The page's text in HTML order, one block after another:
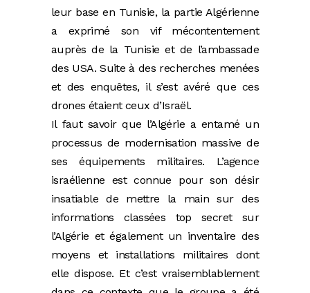
leur base en Tunisie, la partie Algérienne
a exprimé son vif mécontentement
auprès de la Tunisie et de l’ambassade
des USA. Suite à des recherches menées
et des enquêtes, il s’est avéré que ces
drones étaient ceux d’Israël.
Il faut savoir que l’Algérie a entamé un
processus de modernisation massive de
ses équipements militaires. L’agence
israélienne est connue pour son désir
insatiable de mettre la main sur des
informations classées top secret sur
l’Algérie et également un inventaire des
moyens et installations militaires dont
elle dispose. Et c’est vraisemblablement